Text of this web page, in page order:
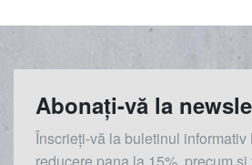
Abonați-vă la
Înscrieți-vă la buletinul informativ
reducere pana la 15%, precum